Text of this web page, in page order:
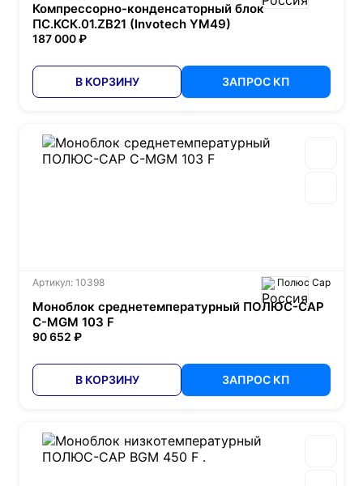
Компрессорно-конденсаторный блок
ПС.КСК.01.ZB21 (Invotech YM49)
187 000 ₽
В КОРЗИНУ ЗАПРОС КП
Артикул: 10398 Полюс Сар
Моноблок среднетемпературный ПОЛЮС-САР
С-MGМ 103 F
90 652 ₽
В КОРЗИНУ ЗАПРОС КП